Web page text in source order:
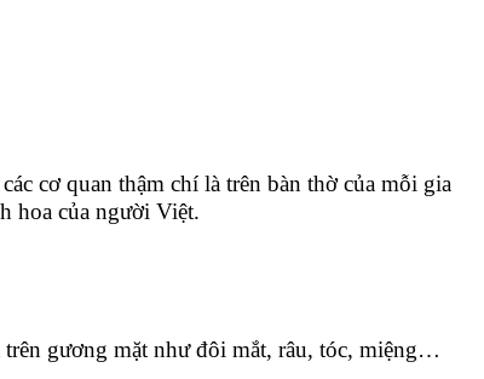
cơ quan thậm chí là trên bàn thờ của mỗi gia
hoa của người Việt.
gương mặt như đôi mắt, râu, tóc, miệng…